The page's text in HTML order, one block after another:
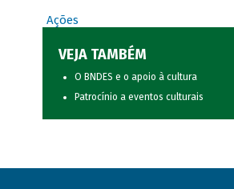
Ações
VEJA TAMBÉM
O BNDES e o apoio à cultura
Patrocínio a eventos culturais